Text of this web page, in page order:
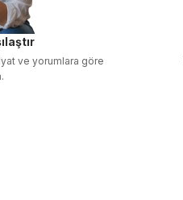
ve yorumlara göre